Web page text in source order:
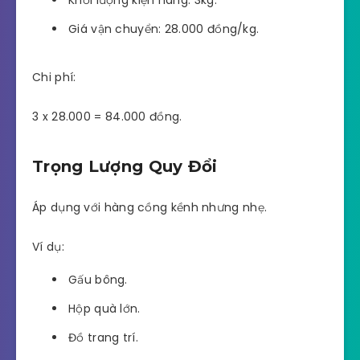
Giá vận chuyển: 28.000 đồng/kg.
Chi phí:
3 x 28.000 = 84.000 đồng.
Trọng Lượng Quy Đổi
Áp dụng với hàng cồng kềnh nhưng nhẹ.
Ví dụ:
Gấu bông.
Hộp quà lớn.
Đồ trang trí.